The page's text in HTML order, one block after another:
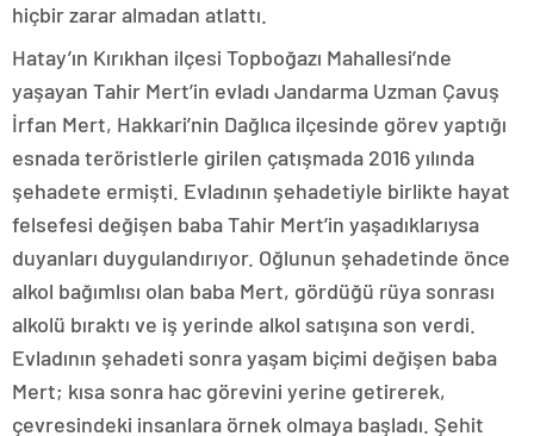
hiçbir zarar almadan atlattı.
Hatay’ın Kırıkhan ilçesi Topboğazı Mahallesi’nde
yaşayan Tahir Mert’in evladı Jandarma Uzman Çavuş
İrfan Mert, Hakkari’nin Dağlıca ilçesinde görev yaptığı
esnada teröristlerle girilen çatışmada 2016 yılında
şehadete ermişti. Evladının şehadetiyle birlikte hayat
felsefesi değişen baba Tahir Mert’in yaşadıklarıysa
duyanları duygulandırıyor. Oğlunun şehadetinde önce
alkol bağımlısı olan baba Mert, gördüğü rüya sonrası
alkolü bıraktı ve iş yerinde alkol satışına son verdi.
Evladının şehadeti sonra yaşam biçimi değişen baba
Mert; kısa sonra hac görevini yerine getirerek,
çevresindeki insanlara örnek olmaya başladı. Şehit